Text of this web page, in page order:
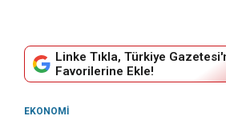
Linke Tıkla, Türkiye
Favorilerine Ekle!
EKONOMI